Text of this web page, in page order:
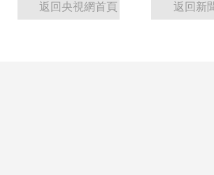
返回央視網首頁 返回新